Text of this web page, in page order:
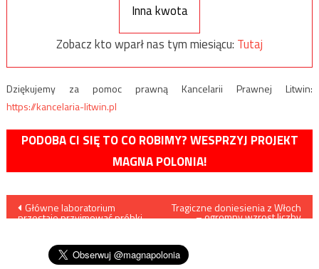
Inna kwota
Zobacz kto wparł nas tym miesiącu: Tutaj
Dziękujemy za pomoc prawną Kancelarii Prawnej Litwin:
https://kancelaria-litwin.pl
PODOBA CI SIĘ TO CO ROBIMY? WESPRZYJ PROJEKT
MAGNA POLONIA!
Nawigacja
Główne laboratorium
przestaje przyjmować próbki.
Tragiczne doniesienia z Włoch
– ogromny wzrost liczby